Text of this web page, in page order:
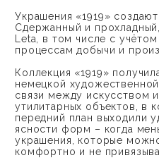
Украшения «1919»
Сдержанный и
Leta, в том числе с
процессам добычи и
Коллекция «1919»
немецкой
связи между искусством
утилитарных объектов, в
передний план выходили
ясности форм – когда
украшения, которые
комфортно и не